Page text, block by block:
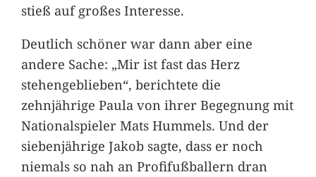
stieß auf großes Interesse.
Deutlich schöner war dann aber eine
andere Sache: „Mir ist fast das Herz
stehengeblieben“, berichtete die
zehnjährige Paula von ihrer Begegnung mit
Nationalspieler Mats Hummels. Und der
siebenjährige Jakob sagte, dass er noch
niemals so nah an Profifußballern dran